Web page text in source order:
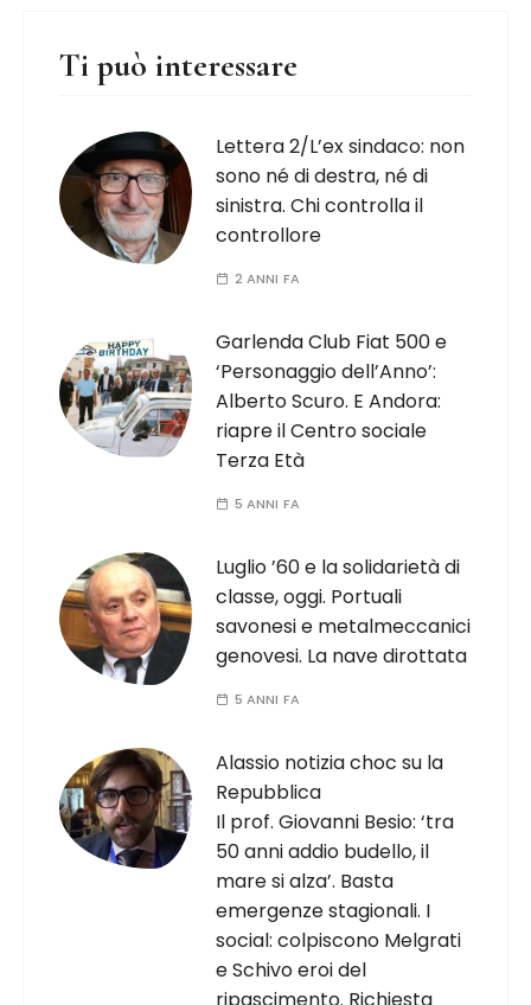
Ti può interessare
Lettera 2/L’ex sindaco: non
sono né di destra, né di
sinistra. Chi controlla il
controllore
2 ANNI FA
Garlenda Club Fiat 500 e
‘Personaggio dell’Anno’:
Alberto Scuro. E Andora:
riapre il Centro sociale
Terza Età
5 ANNI FA
Luglio ’60 e la solidarietà di
classe, oggi. Portuali
savonesi e metalmeccanici
genovesi. La nave dirottata
5 ANNI FA
Alassio notizia choc su la
Repubblica
Il prof. Giovanni Besio: ‘tra
50 anni addio budello, il
mare si alza’. Basta
emergenze stagionali. I
social: colpiscono Melgrati
e Schivo eroi del